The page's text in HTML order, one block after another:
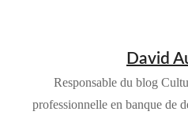
David
Responsable du blog
professionnelle en banque de